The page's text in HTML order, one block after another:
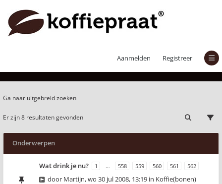
Aanmelden Registreer
Ga naar uitgebreid zoeken
Er zijn 8 resultaten gevonden
Onderwerpen
Wat drink je nu? 1 … 558 559 560 561 562
door Martijn,wo 30 jul 2008, 13:19 in Koffie(bonen)